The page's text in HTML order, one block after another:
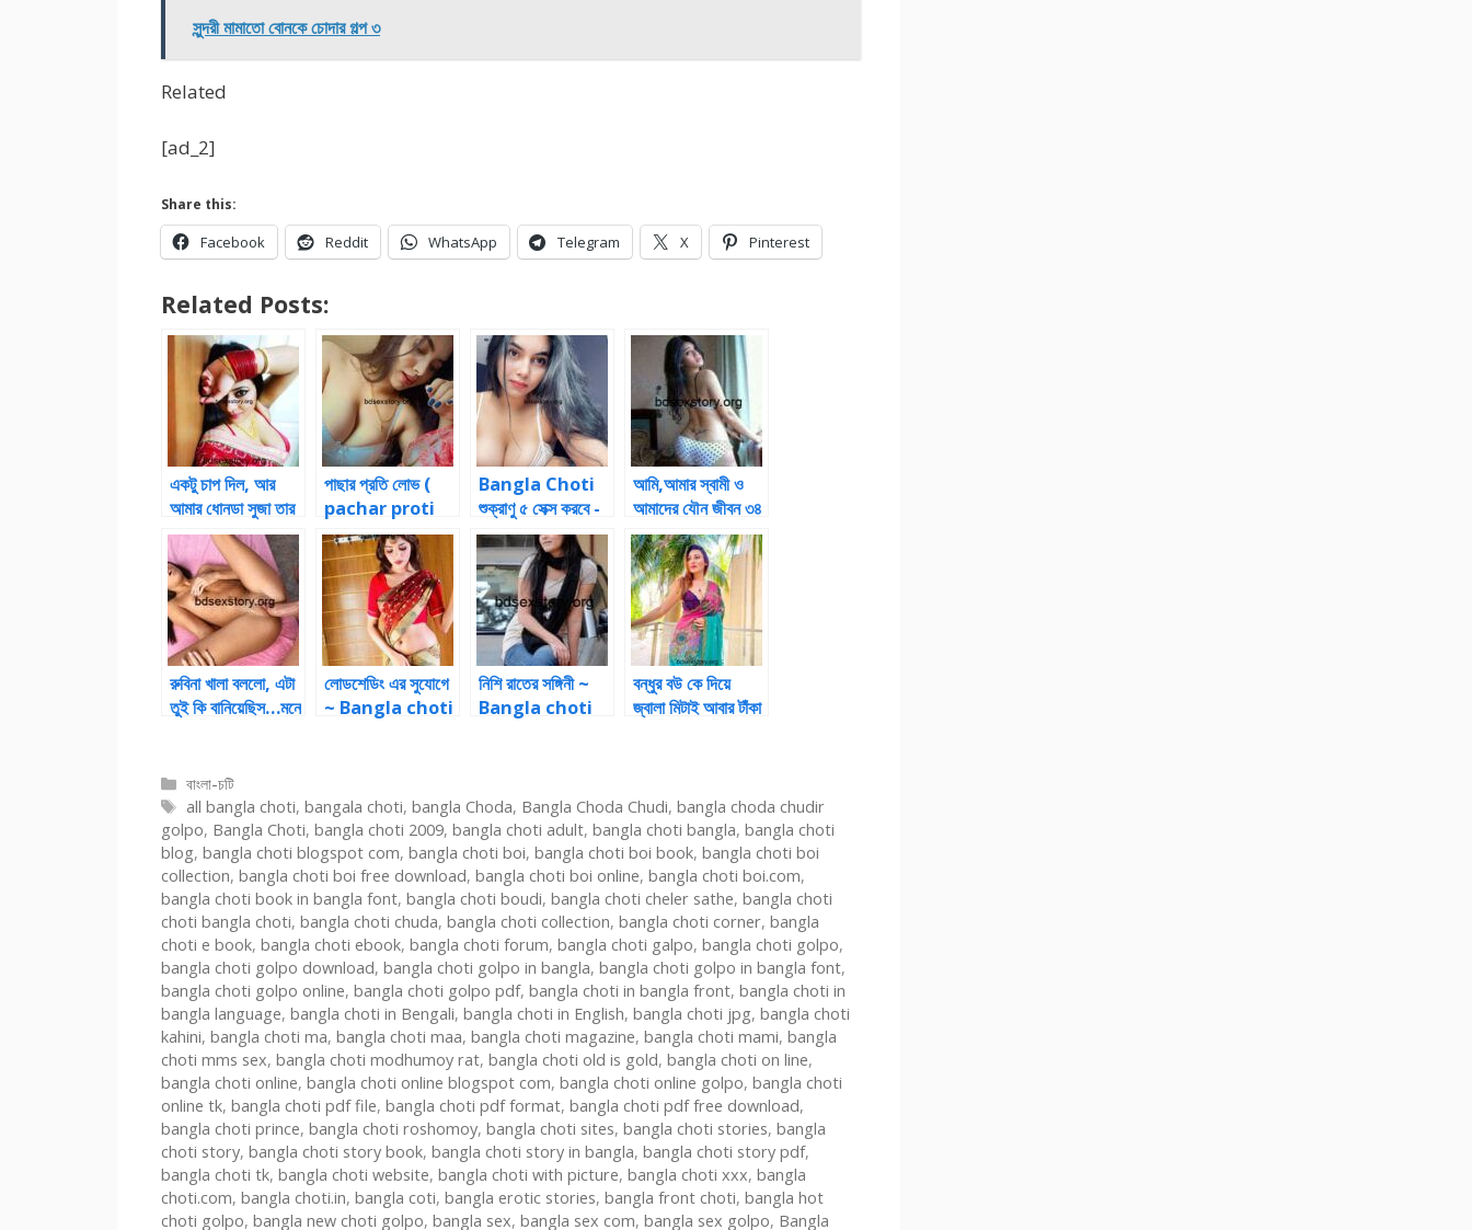
সুন্দরী মামাতো বোনকে চোদার গল্প ৩
Related
[ad_2]
Share this:
Facebook Reddit WhatsApp Telegram X Pinterest
Related Posts:
একটু চাপ দিল, আর
আমার ধোনডা সুজা তার
গুদে ঢুকে গেল
BanglaChoti
পাছার প্রতি লোভ (
pachar proti
lov ) Choti
Online
Bangla Choti
শুক্রাণু ৫ সেক্স করবে -
Bangla Choti
আমি,আমার স্বামী ও
আমাদের যৌন জীবন ৩৪
-Bangla Choti
Choti
রুবিনা খালা বললো, এটা
তুই কি বানিয়েছিস…মনে
mone hocche
ekta rod amar
gude dhukche
uff |বাংলা চটি পড়ুন-
Bangla Choti
Online
লোডশেডিং এর সুযোগে
~ Bangla choti
নিশি রাতের সঙ্গিনী ~
Bangla choti
বন্ধুর বউ কে দিয়ে
জ্বালা মিটাই আবার টাঁকা
Categories
বাংলা-চটি
Tags
all bangla choti,bangala choti,bangla Choda, Bangla Choda Chudi,bangla choda chudir
golpo, Bangla Choti, bangla choti 2009, bangla choti adult, bangla choti bangla, bangla choti
blog, bangla choti blogspot com, bangla choti boi, bangla choti boi book, bangla choti boi
collection, bangla choti boi free download, bangla choti boi online, bangla choti boi.com,
bangla choti book in bangla font, bangla choti boudi, bangla choti cheler sathe, bangla choti
choti bangla choti, bangla choti chuda, bangla choti collection, bangla choti corner, bangla
choti e book, bangla choti ebook, bangla choti forum, bangla choti galpo, bangla choti golpo,
bangla choti golpo download, bangla choti golpo in bangla, bangla choti golpo in bangla font,
bangla choti golpo online, bangla choti golpo pdf, bangla choti in bangla front, bangla choti in
bangla language, bangla choti in Bengali, bangla choti in English, bangla choti jpg, bangla choti
kahini, bangla choti ma, bangla choti maa, bangla choti magazine, bangla choti mami, bangla
choti mms sex, bangla choti modhumoy rat, bangla choti old is gold, bangla choti on line,
bangla choti online, bangla choti online blogspot com, bangla choti online golpo, bangla choti
online tk, bangla choti pdf file, bangla choti pdf format, bangla choti pdf free download,
bangla choti prince, bangla choti roshomoy, bangla choti sites, bangla choti stories, bangla
choti story, bangla choti story book, bangla choti story in bangla, bangla choti story pdf,
bangla choti tk, bangla choti website, bangla choti with picture, bangla choti xxx, bangla
choti.com, bangla choti.in, bangla coti, bangla erotic stories, bangla front choti, bangla hot
choti golpo, bangla new choti golpo, bangla sex, bangla sex com, bangla sex golpo, Bangla